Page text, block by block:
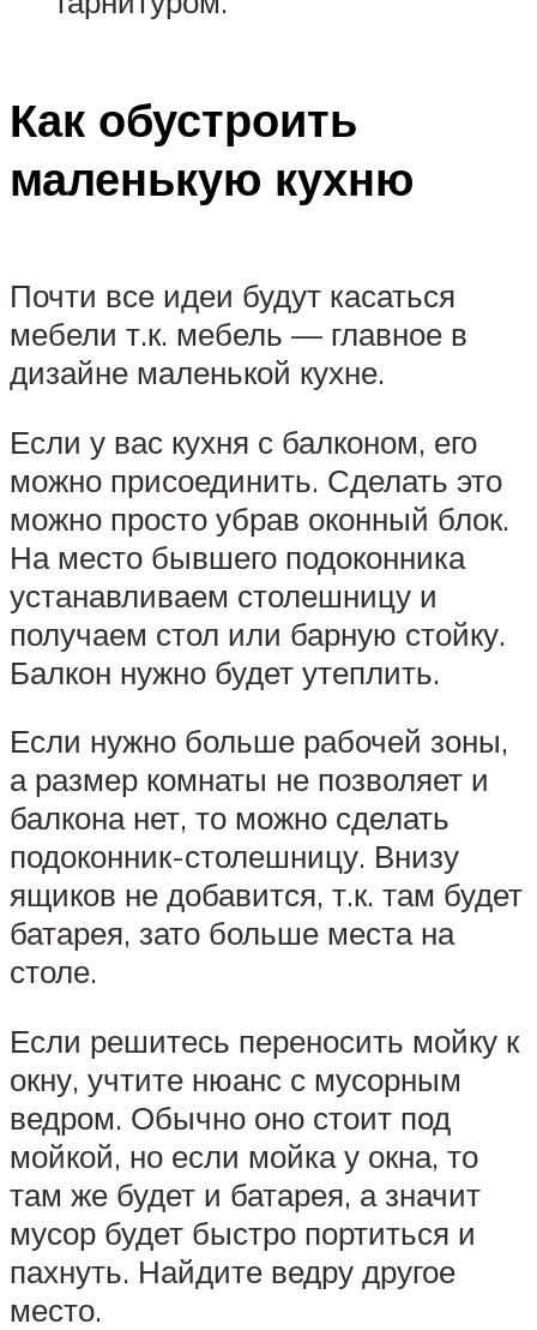
Как обустроить
маленькую кухню
Почти все идеи будут касаться
мебели т.к. мебель — главное в
дизайне маленькой кухне.
Если у вас кухня с балконом, его
можно присоединить. Сделать это
можно просто убрав оконный блок.
На место бывшего подоконника
устанавливаем столешницу и
получаем стол или барную стойку.
Балкон нужно будет утеплить.
Если нужно больше рабочей зоны,
а размер комнаты не позволяет и
балкона нет, то можно сделать
подоконник-столешницу. Внизу
ящиков не добавится, т.к. там будет
батарея, зато больше места на
столе.
Если решитесь переносить мойку к
окну, учтите нюанс с мусорным
ведром. Обычно оно стоит под
мойкой, но если мойка у окна, то
там же будет и батарея, а значит
мусор будет быстро портиться и
пахнуть. Найдите ведру другое
место.